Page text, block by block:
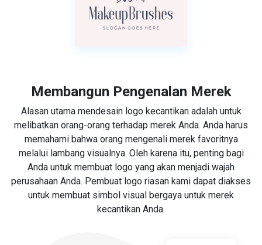
Membangun Pengenalan Merek
Alasan utama mendesain logo kecantikan adalah untuk
melibatkan orang-orang terhadap merek Anda. Anda harus
memahami bahwa orang mengenali merek favoritnya
melalui lambang visualnya. Oleh karena itu, penting bagi
Anda untuk membuat logo yang akan menjadi wajah
perusahaan Anda. Pembuat logo riasan kami dapat diakses
untuk membuat simbol visual bergaya untuk merek
kecantikan Anda.